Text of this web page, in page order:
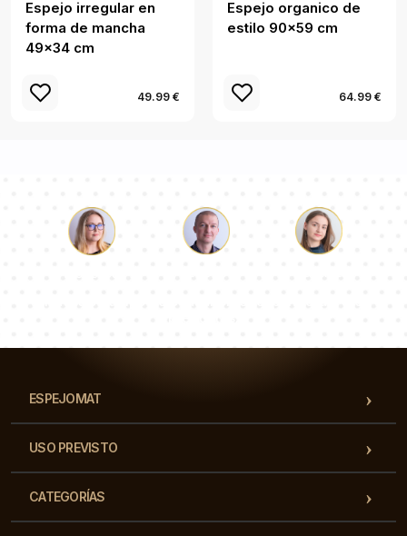
Espejo irregular en
forma de mancha
49x34 cm
49.99 €
Espejo organico de
estilo 90x59 cm
64.99 €
ESPEJOMAT
USO PREVISTO
CATEGORÍAS